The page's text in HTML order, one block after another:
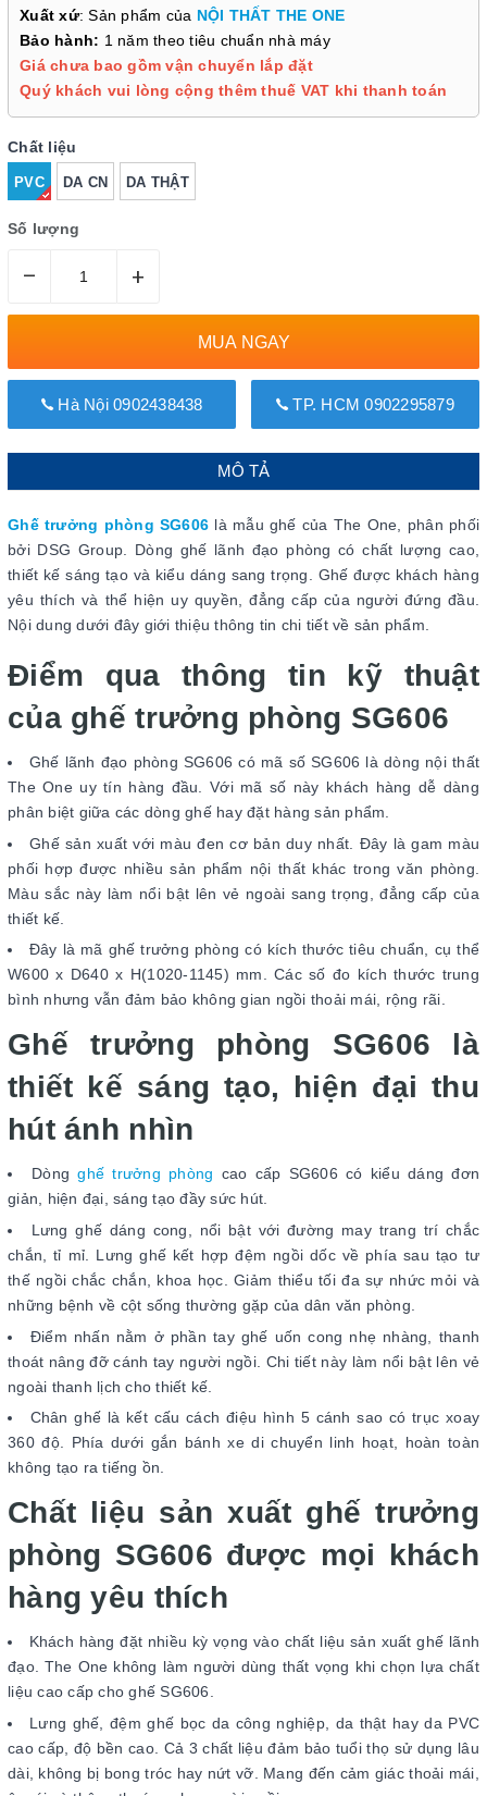
Xuất xứ: Sản phẩm của NỘI THẤT THE ONE
Bảo hành: 1 năm theo tiêu chuẩn nhà máy
Giá chưa bao gồm vận chuyển lắp đặt
Quý khách vui lòng cộng thêm thuế VAT khi thanh toán
Chất liệu
PVC DA CN DA THẬT
Số lượng
– +
MUA NGAY
Hà Nội 0902438438 TP. HCM 0902295879
MÔ TẢ
Ghế trưởng phòng SG606 là mẫu ghế của The One, phân phối
bởi DSG Group. Dòng ghế lãnh đạo phòng có chất lượng cao,
thiết kế sáng tạo và kiểu dáng sang trọng. Ghế được khách hàng
yêu thích và thể hiện uy quyền, đẳng cấp của người đứng đầu.
Nội dung dưới đây giới thiệu thông tin chi tiết về sản phẩm.
Điểm qua thông tin kỹ thuật
của ghế trưởng phòng SG606
Ghế lãnh đạo phòng SG606 có mã số SG606 là dòng nội thất
The One uy tín hàng đầu. Với mã số này khách hàng dễ dàng
phân biệt giữa các dòng ghế hay đặt hàng sản phẩm.
Ghế sản xuất với màu đen cơ bản duy nhất. Đây là gam màu
phối hợp được nhiều sản phẩm nội thất khác trong văn phòng.
Màu sắc này làm nổi bật lên vẻ ngoài sang trọng, đẳng cấp của
thiết kế.
Đây là mã ghế trưởng phòng có kích thước tiêu chuẩn, cụ thể
W600 x D640 x H(1020-1145) mm. Các số đo kích thước trung
bình nhưng vẫn đảm bảo không gian ngồi thoải mái, rộng rãi.
Ghế trưởng phòng SG606 là
thiết kế sáng tạo, hiện đại thu
hút ánh nhìn
Dòngghế trưởng phòng cao cấp SG606 có kiểu dáng đơn
giản, hiện đại, sáng tạo đầy sức hút.
Lưng ghế dáng cong, nổi bật với đường may trang trí chắc
chắn, tỉ mỉ. Lưng ghế kết hợp đệm ngồi dốc về phía sau tạo tư
thế ngồi chắc chắn, khoa học. Giảm thiểu tối đa sự nhức mỏi và
những bệnh về cột sống thường gặp của dân văn phòng.
Điểm nhấn nằm ở phần tay ghế uốn cong nhẹ nhàng, thanh
thoát nâng đỡ cánh tay người ngồi. Chi tiết này làm nổi bật lên vẻ
ngoài thanh lịch cho thiết kế.
Chân ghế là kết cấu cách điệu hình 5 cánh sao có trục xoay
360 độ. Phía dưới gắn bánh xe di chuyển linh hoạt, hoàn toàn
không tạo ra tiếng ồn.
Chất liệu sản xuất ghế trưởng
phòng SG606 được mọi khách
hàng yêu thích
Khách hàng đặt nhiều kỳ vọng vào chất liệu sản xuất ghế lãnh
đạo. The One không làm người dùng thất vọng khi chọn lựa chất
liệu cao cấp cho ghế SG606.
Lưng ghế, đệm ghế bọc da công nghiệp, da thật hay da PVC
cao cấp, độ bền cao. Cả 3 chất liệu đảm bảo tuổi thọ sử dụng lâu
dài, không bị bong tróc hay nứt vỡ. Mang đến cảm giác thoải mái,